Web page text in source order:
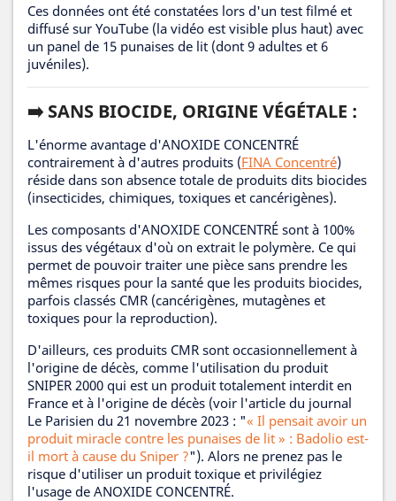
Ces données ont été constatées lors d'un test filmé et
diffusé sur YouTube (la vidéo est visible plus haut) avec
un panel de 15 punaises de lit (dont 9 adultes et 6
juvéniles).
➡️ SANS BIOCIDE, ORIGINE VÉGÉTALE :
L'énorme avantage d'ANOXIDE CONCENTRÉ
contrairement à d'autres produits (FINA Concentré)
réside dans son absence totale de produits dits biocides
(insecticides, chimiques, toxiques et cancérigènes).
Les composants d'ANOXIDE CONCENTRÉ sont à 100%
issus des végétaux d'où on extrait le polymère. Ce qui
permet de pouvoir traiter une pièce sans prendre les
mêmes risques pour la santé que les produits biocides,
parfois classés CMR (cancérigènes, mutagènes et
toxiques pour la reproduction).
D'ailleurs, ces produits CMR sont occasionnellement à
l'origine de décès, comme l'utilisation du produit
SNIPER 2000 qui est un produit totalement interdit en
France et à l'origine de décès (voir l'article du journal
Le Parisien du 21 novembre 2023 : "« Il pensait avoir un
produit miracle contre les punaises de lit » : Badolio est-
il mort à cause du Sniper ?"). Alors ne prenez pas le
risque d'utiliser un produit toxique et privilégiez
l'usage de ANOXIDE CONCENTRÉ.